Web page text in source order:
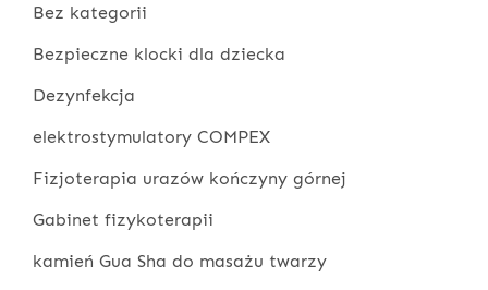
Bez kategorii
Bezpieczne klocki dla dziecka
Dezynfekcja
elektrostymulatory COMPEX
Fizjoterapia urazów kończyny górnej
Gabinet fizykoterapii
kamień Gua Sha do masażu twarzy